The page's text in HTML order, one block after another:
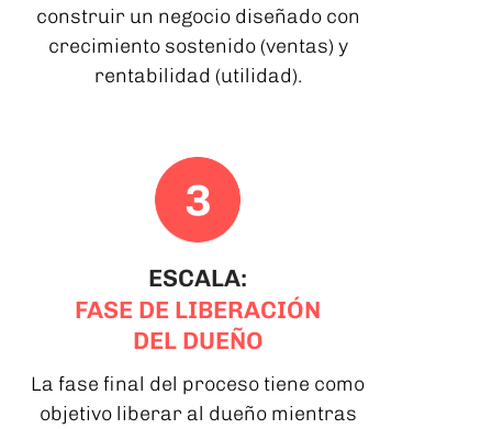
construir un negocio diseñado con
crecimiento sostenido (ventas) y
rentabilidad (utilidad).
ESCALA:
FASE DE LIBERACIÓN
DEL DUEÑO
La fase final del proceso tiene como
objetivo liberar al dueño mientras